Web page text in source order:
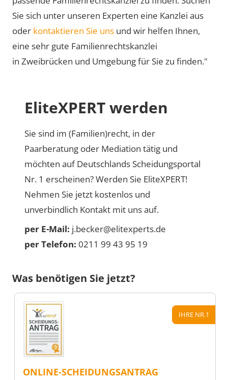
Sie sich unter unseren Experten eine Kanzlei aus
oder kontaktieren Sie uns und wir helfen Ihnen,
eine sehr gute Familienrechtskanzlei
in Zweibrücken und Umgebung für Sie zu finden."
EliteXPERT werden
Sie sind im (Familien)recht, in der
Paarberatung oder Mediation tätig und
möchten auf Deutschlands Scheidungsportal
Nr. 1 erscheinen? Werden Sie EliteXPERT!
Nehmen Sie jetzt kostenlos und
unverbindlich Kontakt mit uns auf.
per E-Mail: j.becker@elitexperts.de
per Telefon: 0211 99 43 95 19
Was benötigen Sie jetzt?
IHRE NR.1
ONLINE-SCHEIDUNGSANTRAG